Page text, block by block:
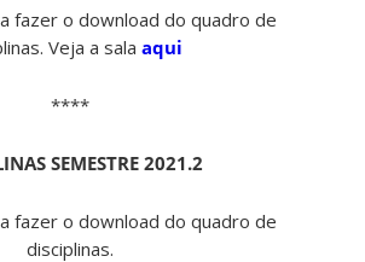
fazer o download do quadro de
Veja a salaaqui
****
SEMESTRE 2021.2
fazer o download do quadro de
disciplinas.